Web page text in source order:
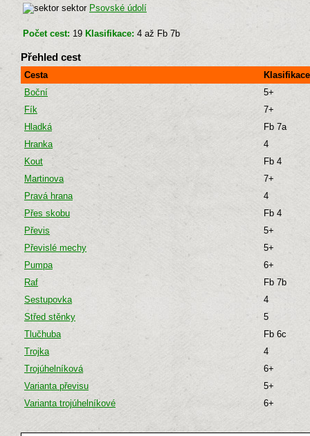
sektor Psovské údolí
Počet cest: 19 Klasifikace: 4 až Fb 7b
Přehled cest
Cesta
Boční
5+
Fík
7+
Hladká
Fb 7a
Hranka
4
Kout
Fb 4
Martinova
7+
Pravá hrana
4
Přes skobu
Fb 4
Převis
5+
Převislé mechy
5+
Pumpa
6+
Raf
Fb 7b
Sestupovka
4
Střed stěnky
5
Tlučhuba
Fb 6c
Trojka
4
Trojúhelníková
6+
Varianta převisu
5+
Varianta trojúhelníkové
6+